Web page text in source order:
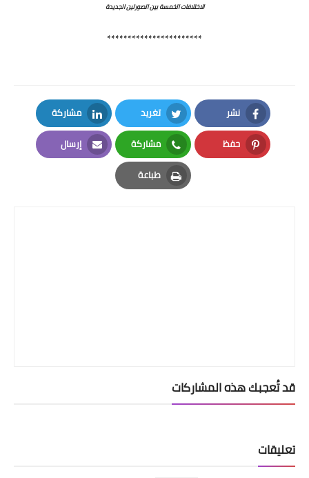
الاختلافات الخمسة بين الصورتين الجديدة
***********************
نشر
Facebook
تغريد
Twitter
مشاركة
LinkedIn
حفظ
Pinterest
مشاركة
Whatsapp
إرسال
Email
طباعة
Print
قد تُعجبك هذه المشاركات
تعليقات